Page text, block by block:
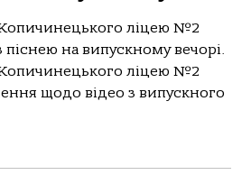
ліцею №2
на випускному вечорі.
ліцею №2
щодо відео з випускного